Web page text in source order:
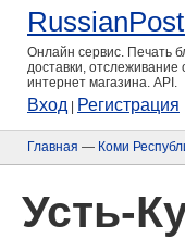
Онлайн сервис. Печать
доставки,
интернет магазина. API.
Вход Регистрация
Главная — Коми
Усть-